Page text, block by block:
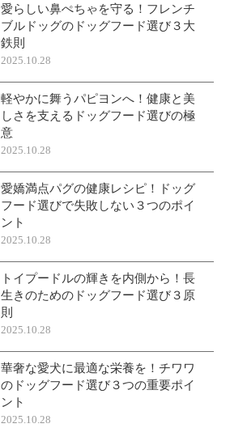
愛らしい鼻ぺちゃを守る！フレンチ
ブルドッグのドッグフード選び３大
鉄則
2025.10.28
軽やかに舞うパピヨンへ！健康と美
しさを支えるドッグフード選びの極
意
2025.10.28
愛嬌満点パグの健康レシピ！ドッグ
フード選びで失敗しない３つのポイ
ント
2025.10.28
トイプードルの輝きを内側から！長
生きのためのドッグフード選び３原
則
2025.10.28
華奢な愛犬に最適な栄養を！チワワ
のドッグフード選び３つの重要ポイ
ント
2025.10.28